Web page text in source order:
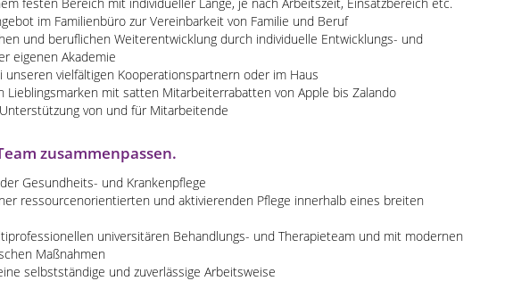
im Familienbüro zur Vereinbarkeit von Familie und Beruf
und beruflichen Weiterentwicklung durch individuelle Entwicklungs- und
eigenen Akademie
vielfältigen Kooperationspartnern oder im Haus
Lieblingsmarken mit satten Mitarbeiterrabatten von Apple bis Zalando
von und für Mitarbeitende
zusammenpassen.
Gesundheits- und Krankenpflege
ressourcenorientierten und aktivierenden Pflege innerhalb eines breiten
universitären Behandlungs- und Therapieteam und mit modernen
Maßnahmen
selbstständige und zuverlässige Arbeitsweise